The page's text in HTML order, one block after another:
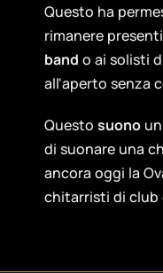
Questo ha
rimanere
band o ai solisti
all'aperto senza
Questo suono
di suonare una
ancora oggi la
chitarristi di club